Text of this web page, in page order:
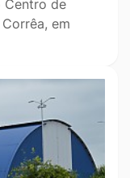
Centro de
em